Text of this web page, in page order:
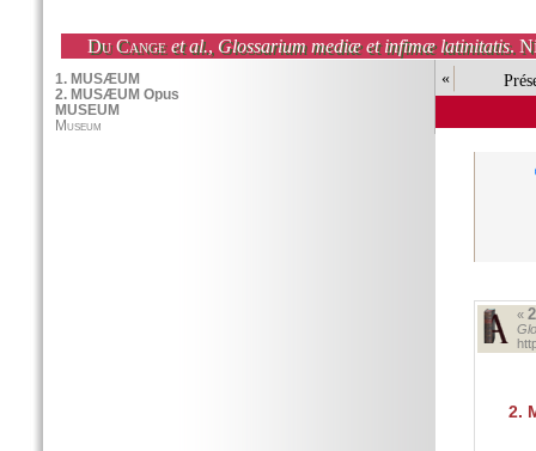
Du Cange et al., Glossarium mediæ et infimæ latinitatis.
«
«
2.